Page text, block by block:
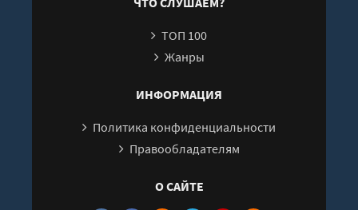
ТОП 100
Жанры
ИНФОРМАЦИЯ
Политика конфиденциальности
Правообладателям
О САЙТЕ